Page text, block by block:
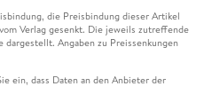
die Preisbindung dieser Artikel
Verlag gesenkt. Die jeweils zutreffende
Angaben zu Preissenkungen
ein, dass Daten an den Anbieter der